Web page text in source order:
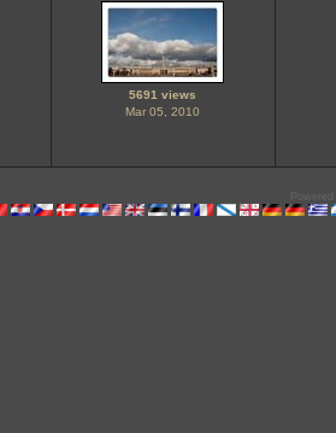
5691 views
Mar 05, 2010